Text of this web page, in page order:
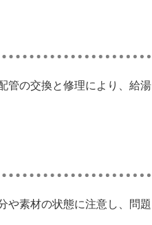
管の交換と修理により、給湯
や素材の状態に注意し、問題